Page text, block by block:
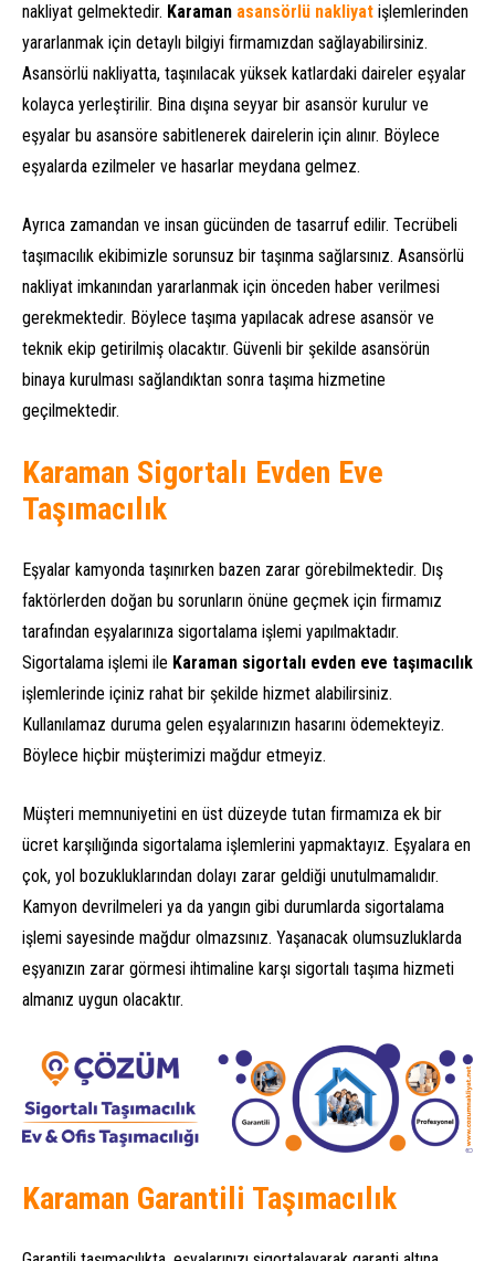
nakliyat gelmektedir. Karaman asansörlü nakliyat işlemlerinden
yararlanmak için detaylı bilgiyi firmamızdan sağlayabilirsiniz.
Asansörlü nakliyatta, taşınılacak yüksek katlardaki daireler eşyalar
kolayca yerleştirilir. Bina dışına seyyar bir asansör kurulur ve
eşyalar bu asansöre sabitlenerek dairelerin için alınır. Böylece
eşyalarda ezilmeler ve hasarlar meydana gelmez.
Ayrıca zamandan ve insan gücünden de tasarruf edilir. Tecrübeli
taşımacılık ekibimizle sorunsuz bir taşınma sağlarsınız. Asansörlü
nakliyat imkanından yararlanmak için önceden haber verilmesi
gerekmektedir. Böylece taşıma yapılacak adrese asansör ve
teknik ekip getirilmiş olacaktır. Güvenli bir şekilde asansörün
binaya kurulması sağlandıktan sonra taşıma hizmetine
geçilmektedir.
Karaman Sigortalı Evden Eve
Taşımacılık
Eşyalar kamyonda taşınırken bazen zarar görebilmektedir. Dış
faktörlerden doğan bu sorunların önüne geçmek için firmamız
tarafından eşyalarınıza sigortalama işlemi yapılmaktadır.
Sigortalama işlemi ile Karaman sigortalı evden eve taşımacılık
işlemlerinde içiniz rahat bir şekilde hizmet alabilirsiniz.
Kullanılamaz duruma gelen eşyalarınızın hasarını ödemekteyiz.
Böylece hiçbir müşterimizi mağdur etmeyiz.
Müşteri memnuniyetini en üst düzeyde tutan firmamıza ek bir
ücret karşılığında sigortalama işlemlerini yapmaktayız. Eşyalara en
çok, yol bozukluklarından dolayı zarar geldiği unutulmamalıdır.
Kamyon devrilmeleri ya da yangın gibi durumlarda sigortalama
işlemi sayesinde mağdur olmazsınız. Yaşanacak olumsuzluklarda
eşyanızın zarar görmesi ihtimaline karşı sigortalı taşıma hizmeti
almanız uygun olacaktır.
Karaman Garantili Taşımacılık